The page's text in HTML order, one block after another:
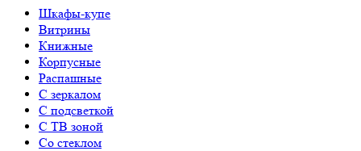
Шкафы-купе
Витрины
Книжные
Корпусные
Распашные
С зеркалом
С подсветкой
С ТВ зоной
Со стеклом